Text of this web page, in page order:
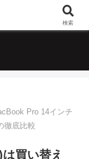
報発信していきます
Pro 14インチ
徹底比較
買い替え
検索